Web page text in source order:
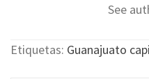
See
Etiquetas: Guanajuato